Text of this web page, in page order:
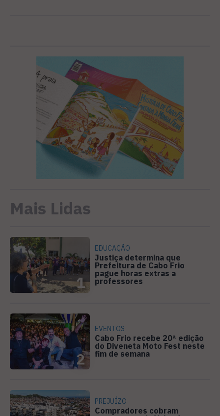
Mais Lidas
1
EDUCAÇÃO
Justiça determina que
Prefeitura de Cabo Frio
pague horas extras a
professores
2
EVENTOS
Cabo Frio recebe 20ª edição
do Diveneta Moto Fest neste
fim de semana
PREJUÍZO
Compradores cobram